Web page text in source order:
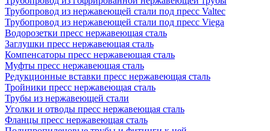
Трубопровод из нержавеющей стали под пресс Valtec
Трубопровод из нержавеющей стали под пресс Viega
Водорозетки пресс нержавеющая сталь
Заглушки пресс нержавеющая сталь
Компенсаторы пресс нержавеющая сталь
Муфты пресс нержавеющая сталь
Редукционные вставки пресс нержавеющая сталь
Тройники пресс нержавеющая сталь
Трубы из нержавеющей стали
Уголки и отводы пресс нержавеющая сталь
Фланцы пресс нержавеющая сталь